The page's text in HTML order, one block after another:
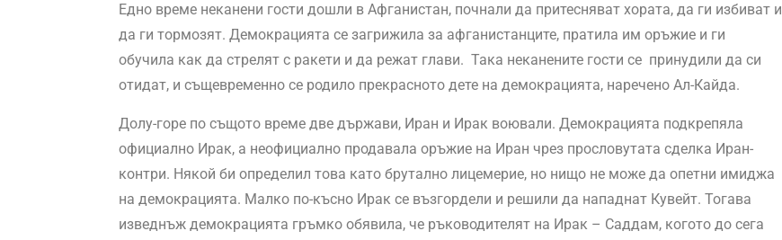
Едно време неканени гости дошли в Афганистан, почнали да притесняват хората, да ги избиват и
да ги тормозят. Демокрацията се загрижила за афганистанците, пратила им оръжие и ги
обучила как да стрелят с ракети и да режат глави. Така неканените гости се принудили да си
отидат, и същевременно се родило прекрасното дете на демокрацията, наречено Ал-Кайда.
Долу-горе по същото време две държави, Иран и Ирак воювали. Демокрацията подкрепяла
официално Ирак, а неофициално продавала оръжие на Иран чрез прословутата сделка Иран-
контри. Някой би определил това като брутално лицемерие, но нищо не може да опетни имиджа
на демокрацията. Малко по-късно Ирак се възгордели и решили да нападнат Кувейт. Тогава
изведнъж демокрацията гръмко обявила, че ръководителят на Ирак – Саддам, когото до сега